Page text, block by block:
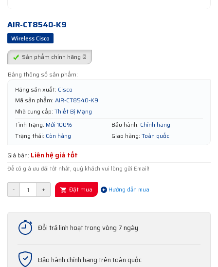
AIR-CT8540-K9
Wireless Cisco
Sản phẩm chính hãng ®
Bảng thông số sản phẩm:
Hãng sản xuất: Cisco
Mã sản phẩm: AIR-CT8540-K9
Nhà cung cấp: Thiết Bị Mạng
Tình trạng: Mới 100% Bảo hành: Chính hãng
Trạng thái: Còn hàng Giao hàng: Toàn quốc
Giá bán: Liên hệ giá tốt
Để có giá ưu đãi tốt nhất, quý khách vui lòng gửi Email!
- + Đặt mua Hướng dẫn mua
Đổi trả linh hoạt trong vòng 7 ngày
Bảo hành chính hãng trên toàn quốc